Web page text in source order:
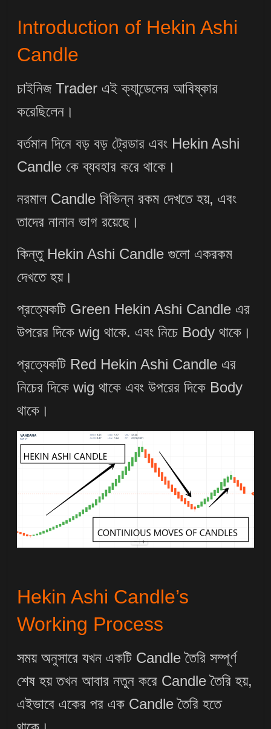
Introduction of Hekin Ashi
Candle
চাইনিজ Trader এই ক্যান্ডেলের আবিষ্কার
করেছিলেন।
বর্তমান দিনে বড় বড় ট্রেডার এবং Hekin Ashi
Candle কে ব্যবহার করে থাকে।
নরমাল Candle বিভিন্ন রকম দেখতে হয়, এবং
তাদের নানান ভাগ রয়েছে।
কিন্তু Hekin Ashi Candle গুলো একরকম
দেখতে হয়।
প্রত্যেকটি Green Hekin Ashi Candle এর
উপরের দিকে wig থাকে. এবং নিচে Body থাকে।
প্রত্যেকটি Red Hekin Ashi Candle এর
নিচের দিকে wig থাকে এবং উপরের দিকে Body
থাকে।
Hekin Ashi Candle’s
Working Process
সময় অনুসারে যখন একটি Candle তৈরি সম্পূর্ণ
শেষ হয় তখন আবার নতুন করে Candle তৈরি হয়,
এইভাবে একের পর এক Candle তৈরি হতে